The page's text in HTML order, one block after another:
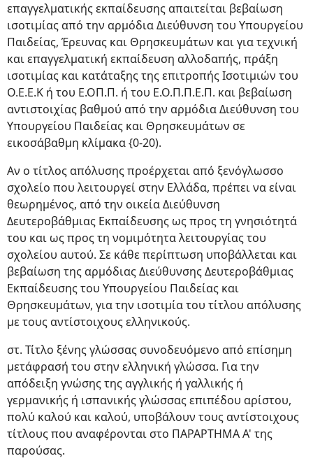
επαγγελματικής εκπαίδευσης απαιτείται βεβαίωση
ισοτιμίας από την αρμόδια Διεύθυνση του Υπουργείου
Παιδείας, Έρευνας και Θρησκευμάτων και για τεχνική
και επαγγελματική εκπαίδευση αλλοδαπής, πράξη
ισοτιμίας και κατάταξης της επιτροπής Ισοτιμιών του
Ο.Ε.Ε.Κ ή του Ε.ΟΠ.Π. ή του Ε.Ο.Π.Π.Ε.Π. και βεβαίωση
αντιστοιχίας βαθμού από την αρμόδια Διεύθυνση του
Υπουργείου Παιδείας και Θρησκευμάτων σε
εικοσάβαθμη κλίμακα {0-20).
Αν ο τίτλος απόλυσης προέρχεται από ξενόγλωσσο
σχολείο που λειτουργεί στην Ελλάδα, πρέπει να είναι
θεωρημένος, από την οικεία Διεύθυνση
Δευτεροβάθμιας Εκπαίδευσης ως προς τη γνησιότητά
του και ως προς τη νομιμότητα λειτουργίας του
σχολείου αυτού. Σε κάθε περίπτωση υποβάλλεται και
βεβαίωση της αρμόδιας Διεύθυνσης Δευτεροβάθμιας
Εκπαίδευσης του Υπουργείου Παιδείας και
Θρησκευμάτων, για την ισοτιμία του τίτλου απόλυσης
με τους αντίστοιχους ελληνικούς.
στ. Τίτλο ξένης γλώσσας συνοδευόμενο από επίσημη
μετάφρασή του στην ελληνική γλώσσα. Για την
απόδειξη γνώσης της αγγλικής ή γαλλικής ή
γερμανικής ή ισπανικής γλώσσας επιπέδου αρίστου,
πολύ καλού και καλού, υποβάλουν τους αντίστοιχους
τίτλους που αναφέρονται στο ΠΑΡΑΡΤΗΜΑ Α' της
παρούσας.